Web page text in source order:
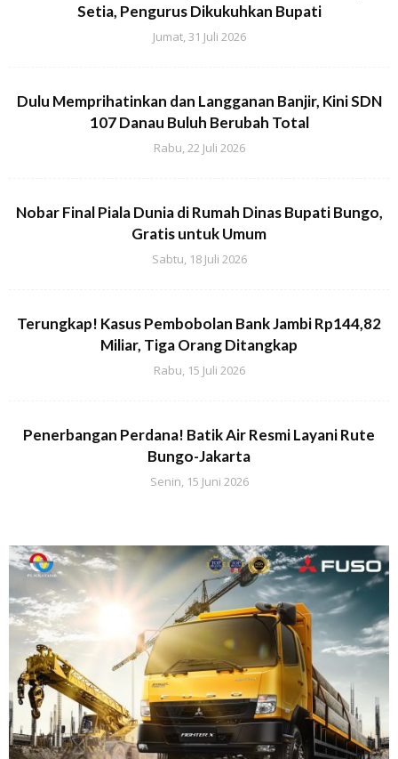
Setia, Pengurus Dikukuhkan Bupati
Jumat, 31 Juli 2026
Dulu Memprihatinkan dan Langganan Banjir, Kini SDN
107 Danau Buluh Berubah Total
Rabu, 22 Juli 2026
Nobar Final Piala Dunia di Rumah Dinas Bupati Bungo,
Gratis untuk Umum
Sabtu, 18 Juli 2026
Terungkap! Kasus Pembobolan Bank Jambi Rp144,82
Miliar, Tiga Orang Ditangkap
Rabu, 15 Juli 2026
Penerbangan Perdana! Batik Air Resmi Layani Rute
Bungo-Jakarta
Senin, 15 Juni 2026